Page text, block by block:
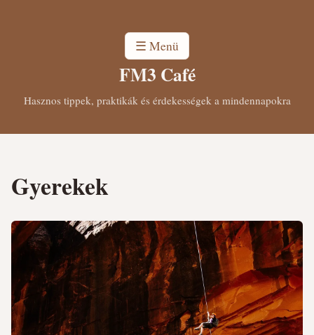
☰ Menü
FM3 Café
Hasznos tippek, praktikák és érdekességek a mindennapokra
Gyerekek